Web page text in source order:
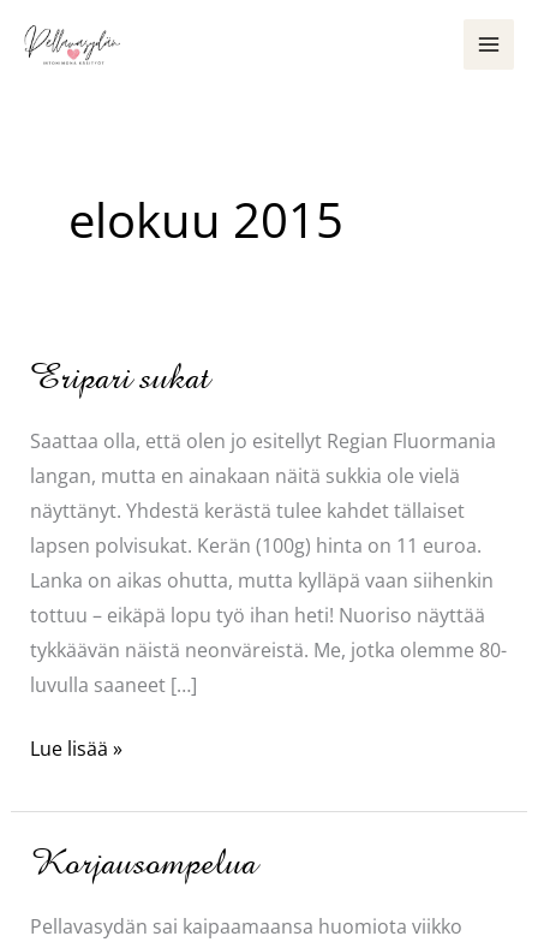
sisältöön
elokuu 2015
Eripari sukat
Saattaa olla, että olen jo esitellyt Regian Fluormania
langan, mutta en ainakaan näitä sukkia ole vielä
näyttänyt. Yhdestä kerästä tulee kahdet tällaiset
lapsen polvisukat. Kerän (100g) hinta on 11 euroa.
Lanka on aikas ohutta, mutta kylläpä vaan siihenkin
tottuu – eikäpä lopu työ ihan heti! Nuoriso näyttää
tykkäävän näistä neonväreistä. Me, jotka olemme 80-
luvulla saaneet […]
Eripari
Lue lisää »
Korjausompelua
Pellavasydän sai kaipaamaansa huomiota viikko